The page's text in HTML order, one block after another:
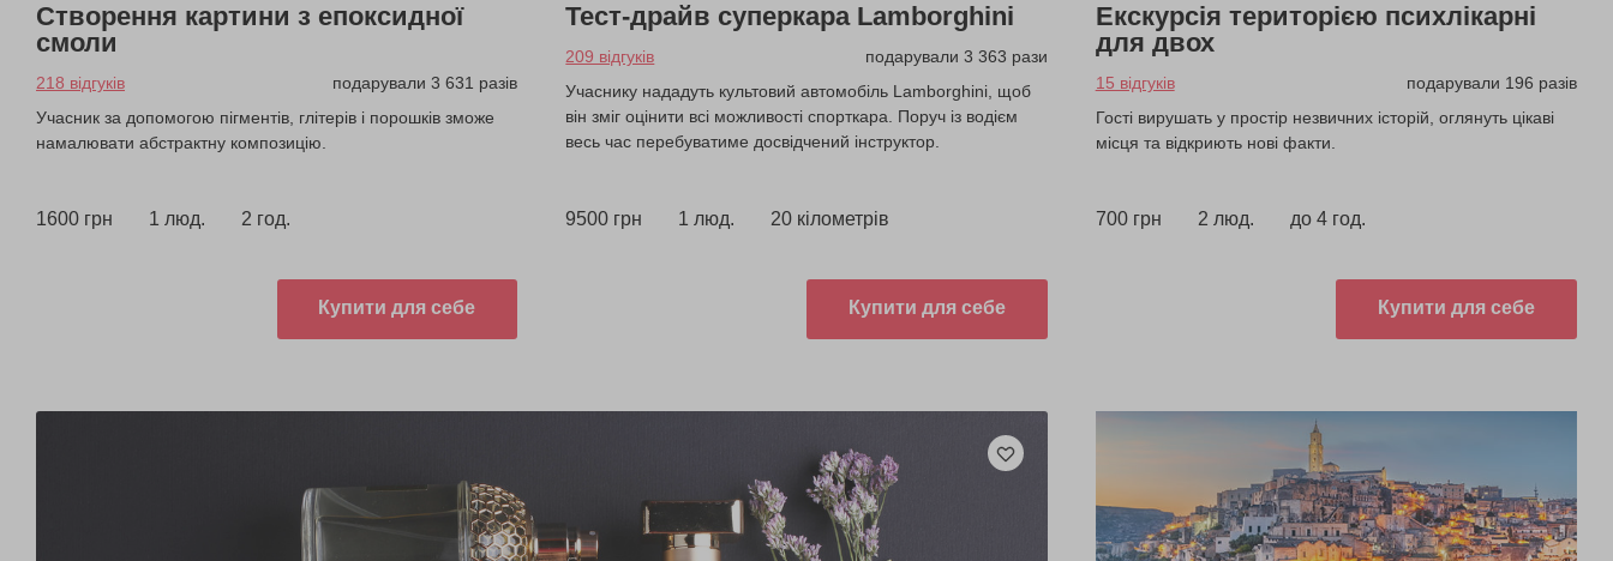
Створення картини з епоксидної
смоли
218 відгуків
подарували 3 631 разів
Учасник за допомогою пігментів, глітерів і порошків зможе
намалювати абстрактну композицію.
1600 грн 1 люд. 2 год.
Купити для себе
Тест-драйв суперкара Lamborghini
209 відгуків
подарували 3 363 рази
Учаснику нададуть культовий автомобіль Lamborghini, щоб
він зміг оцінити всі можливості спорткара. Поруч із водієм
весь час перебуватиме досвідчений інструктор.
9500 грн 1 люд. 20 кілометрів
Купити для себе
Екскурсія територією психлікарні
для двох
15 відгуків
подарували 196 разів
Гості вирушать у простір незвичних історій, оглянуть цікаві
місця та відкриють нові факти.
700 грн 2 люд. до 4 год.
Купити для себе